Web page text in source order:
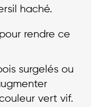
haché.
rendre ce
surgelés ou
vert vif.